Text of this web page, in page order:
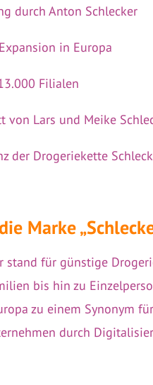
durch Anton Schlecker
in Europa
Filialen
von Lars und Meike
der Drogeriekette
Marke
stand für günstige
bis hin zu
zu einem Synonym
durch